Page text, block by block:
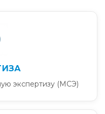
экспертизу (МСЭ)